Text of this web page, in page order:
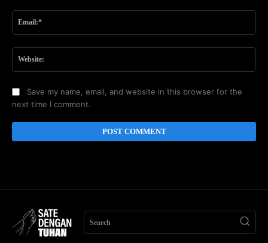
Save my name, email, and website in this browser for the
next time I comment.
Search